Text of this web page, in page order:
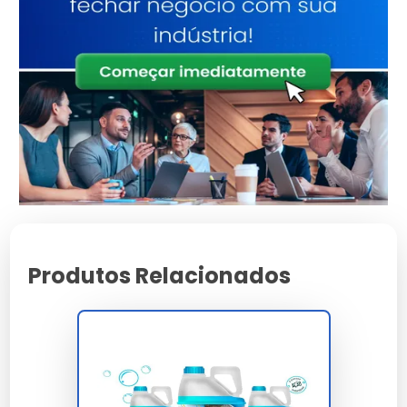
diferentes tipos de pedras e a eficácia sem
necessidade de esfregar.
Comparação de Produtos
Populares
Compare opções como oLimpa Pedra Piscina
e o
Limpa Pedra De Piscina para encontrar o melhor para
suas necessidades.
Pedra de Piscina
Preparação e Segurança
que a área esteja bem ventilada.
Produtos Relacionados